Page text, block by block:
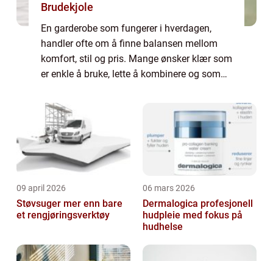
Brudekjole
En garderobe som fungerer i hverdagen,
handler ofte om å finne balansen mellom
komfort, stil og pris. Mange ønsker klær som
er enkle å bruke, lette å kombinere og som
ut som et smart valg for kvinner som v...
09 april 2026
Støvsuger mer enn bare
et rengjøringsverktøy
06 mars 2026
Dermalogica profesjonell
hudpleie med fokus på
hudhelse